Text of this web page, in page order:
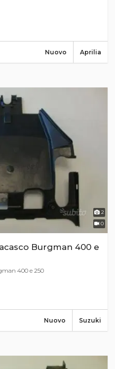
Aprilia
Nuovo
2
0
Burgman 400 e
400 e 250
Suzuki
Nuovo